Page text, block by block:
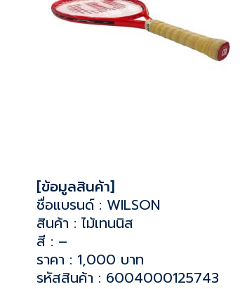
[ข้อมูลสินค้า]
ชื่อแบรนด์ : WILSON
สินค้า : ไม้เทนนิส
สี : –
ราคา : 1,000 บาท
รหัสสินค้า : 6004000125743